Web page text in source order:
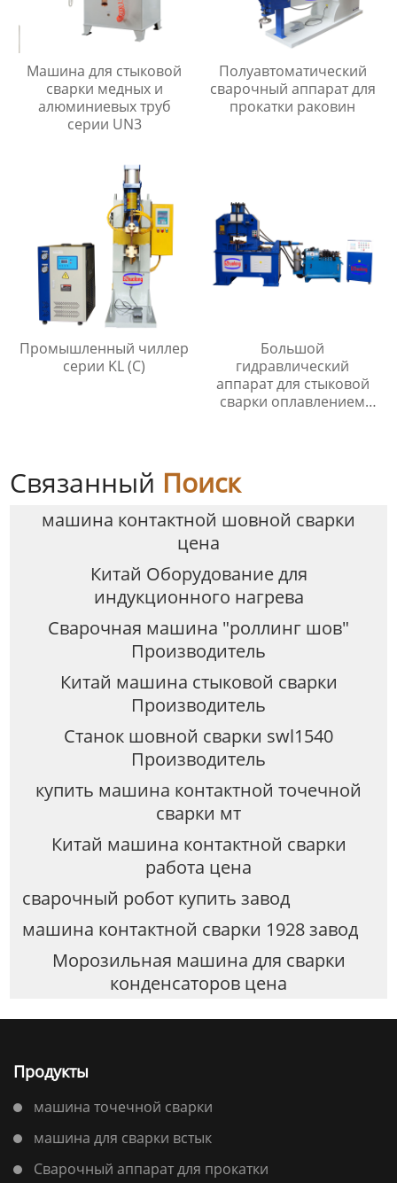
Машина для стыковой
сварки медных и
алюминиевых труб
серии UN3
Полуавтоматический
сварочный аппарат для
прокатки раковин
Промышленный чиллер
серии KL (C)
Большой
гидравлический
аппарат для стыковой
сварки оплавлением
Связанный Поиск
машина контактной шовной сварки
цена
Китай Оборудование для
индукционного нагрева
Сварочная машина "роллинг шов"
Производитель
Китай машина стыковой сварки
Производитель
Станок шовной сварки swl1540
Производитель
купить машина контактной точечной
сварки мт
Китай машина контактной сварки
работа цена
сварочный робот купить завод
машина контактной сварки 1928 завод
Морозильная машина для сварки
конденсаторов цена
Продукты
машина точечной сварки
машина для сварки встык
Сварочный аппарат для прокатки